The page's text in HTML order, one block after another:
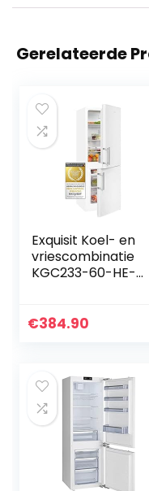
Gerelateerde
Exquisit Koel- en
vriescombinatie
KGC233-60-HE-
volume | LED-licht
groentevak en
glazen planken |
wit
€384.90